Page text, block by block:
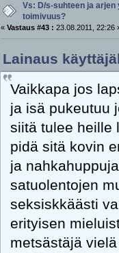
Vs: D/s-suhteen ja arjen
toimivuus?
« Vastaus #43 : 23.08.2011, 22:26
Lainaus
Vaikkapa jos
ja isä pukeutuu
siitä tulee heille
pidä sitä kovin
ja
satuolentojen
seksiskkäästi
erityisen
metsästäjä